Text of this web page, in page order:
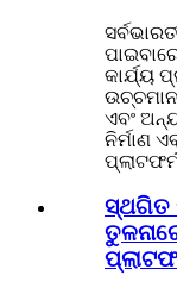
କାର୍ଯ୍ୟ
ଏବଂ
ନିର୍ମାଣ
ସ୍ଥଗିତ